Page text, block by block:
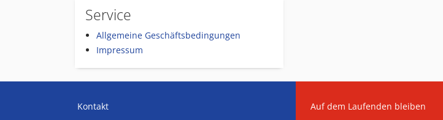
Service
Allgemeine Geschäftsbedingungen
Impressum
Kontakt Auf dem Laufenden bleiben